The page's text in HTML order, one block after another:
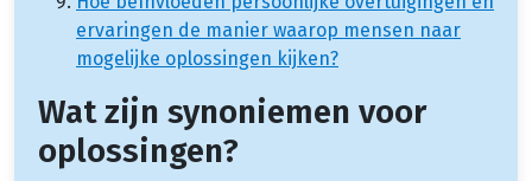
ervaringen de manier waarop mensen naar
mogelijke oplossingen kijken?
Wat zijn synoniemen voor
oplossingen?